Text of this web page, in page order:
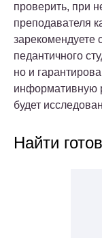
проверить, при
преподавателя
зарекомендуете
педантичного
но и
информативную
будет
Найти